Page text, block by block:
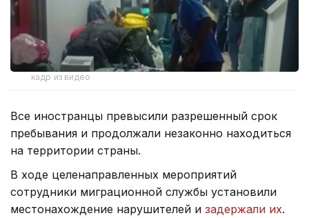
кадр из видео
Все иностранцы превысили разрешенный срок
пребывания и продолжали незаконно находиться
на территории страны.
В ходе целенаправленных мероприятий
сотрудники миграционной службы установили
местонахождение нарушителей и задержали их.